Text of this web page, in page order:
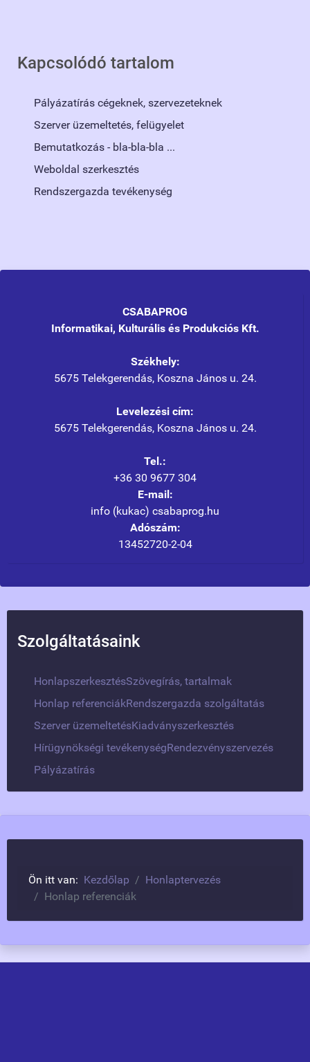
Kapcsolódó tartalom
Pályázatírás cégeknek, szervezeteknek
Szerver üzemeltetés, felügyelet
Bemutatkozás - bla-bla-bla ...
Weboldal szerkesztés
Rendszergazda tevékenység
CSABAPROG
Informatikai, Kulturális és Produkciós Kft.
Székhely:
5675 Telekgerendás, Koszna János u. 24.
Levelezési cím:
5675 Telekgerendás, Koszna János u. 24.
Tel.:
+36 30 9677 304
E-mail:
info (kukac) csabaprog.hu
Adószám:
13452720-2-04
Szolgáltatásaink
HonlapszerkesztésSzövegírás, tartalmak
Honlap referenciákRendszergazda szolgáltatás
Szerver üzemeltetésKiadványszerkesztés
Hírügynökségi tevékenységRendezvényszervezés
Pályázatírás
Ön itt van: Kezdőlap
Honlaptervezés
Honlap referenciák